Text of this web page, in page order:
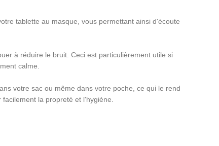
tablette au masque, vous permettant ainsi d'écouter
à réduire le bruit. Ceci est particulièrement utile si
calme.
votre sac ou même dans votre poche, ce qui le rend
la propreté et l'hygiène.